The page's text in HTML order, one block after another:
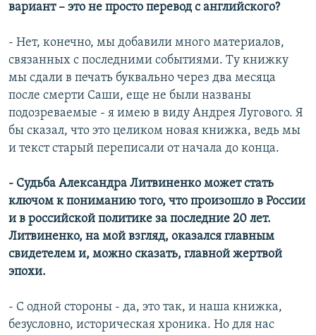
вариант – это не просто перевод с английского?
- Нет, конечно, мы добавили много материалов,
связанных с последними событиями. Ту книжку
мы сдали в печать буквально через два месяца
после смерти Саши, еще не были названы
подозреваемые - я имею в виду Андрея Лугового. Я
бы сказал, что это целиком новая книжка, ведь мы
и текст старый переписали от начала до конца.
- Судьба Александра Литвиненко может стать
ключом к пониманию того, что произошло в России
и в российской политике за последние 20 лет.
Литвиненко, на мой взгляд, оказался главным
свидетелем и, можно сказать, главной жертвой
эпохи.
- С одной стороны - да, это так, и наша книжка,
безусловно, историческая хроника. Но для нас